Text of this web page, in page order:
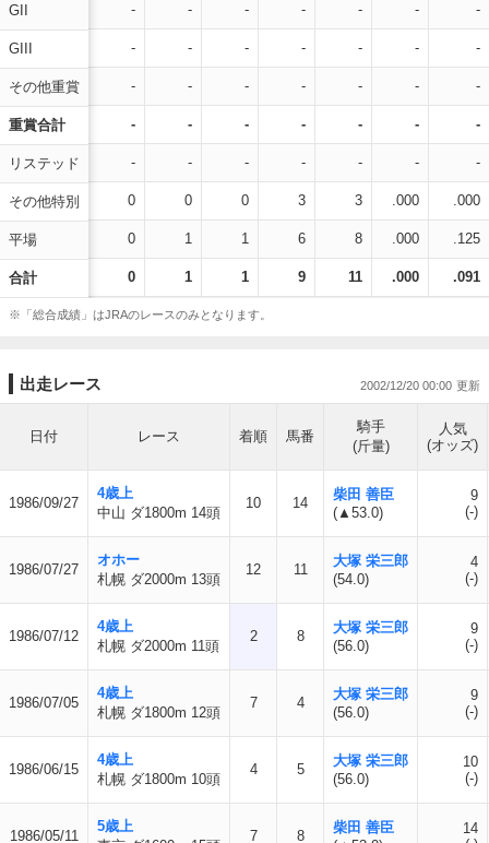
GII
GIII
その他重賞
重賞合計
リステッド
その他特別
平場
合計
- - - - - - -
- - - - - - -
- - - - - - -
- - - - - - -
- - - - - - -
0 0 0 3 3 .000 .000
0 1 1 6 8 .000 .125
0 1 1 9 11 .000 .091
※「総合成績」はJRAのレースのみとなります。
出走レース 2002/12/20 00:00
日付 レース 着順 馬番
騎手
(斤量)
人気
(オッズ)
1986/09/27
4歳上
中山 ダ1800m 14頭
10 14
柴田 善臣
(▲53.0)
9
(-)
1986/07/27
オホー
札幌 ダ2000m 13頭
12 11
大塚 栄三郎
(54.0)
4
(-)
1986/07/12
4歳上
札幌 ダ2000m 11頭
2 8
大塚 栄三郎
(56.0)
9
(-)
1986/07/05
4歳上
札幌 ダ1800m 12頭
7 4
大塚 栄三郎
(56.0)
9
(-)
1986/06/15
4歳上
札幌 ダ1800m 10頭
4 5
大塚 栄三郎
(56.0)
10
(-)
1986/05/11
5歳上
7 8
柴田 善臣
14